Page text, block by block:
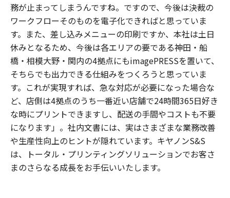
務が止まってしまうんですね。ですので、今後は決裁の
ワークフローそのものを電子化できればと思っていま
す。また、差し込みメニューの印刷ですか、本社は土日
休みとなるため、今後は各エリアの要である神田・船
橋・相模大野・関内の4拠点にもimagePRESSを置いて、
そちらでも出力できる仕組みをつくろうと思っていま
す。これが実現すれば、急な対応が必要になった場合な
ど、店側は4拠点のうち一番近い店舗で24時間365日好き
な時にプリントできますし、配送の手間やコストも不要
になります」。社内文書には、実はさまざまな業務改善
や生産性向上のヒントが隠れています。キヤノンS&S
は、トータル・プリンティングソリューションでお客さ
まのさらなる成長をお手伝いいたします。